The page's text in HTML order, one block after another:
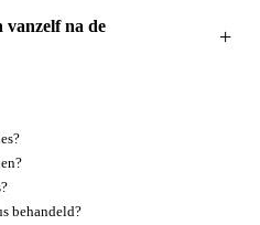
vanzelf na de
behandeld?